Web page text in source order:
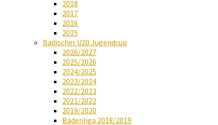
2018
2017
2016
2015
Badischer U20 Jugendcup
2026/2027
2025/2026
2024/2025
2023/2024
2022/2023
2021/2022
2019/2020
Badenliga 2018/2019